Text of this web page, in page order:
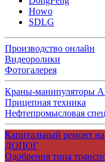
Howo
SDLG
Производство онлайн
Видеоролики
Фотогалерея
Краны-манипуляторы
Прицепная техника
Нефтепромысловая
Капитальный ремонт
ДОПОГ
Одобрения типа